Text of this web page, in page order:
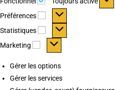
Préférences
Préférences
Statistiques Statistiques
Marketing Marketing
Gérer les options
Gérer les services